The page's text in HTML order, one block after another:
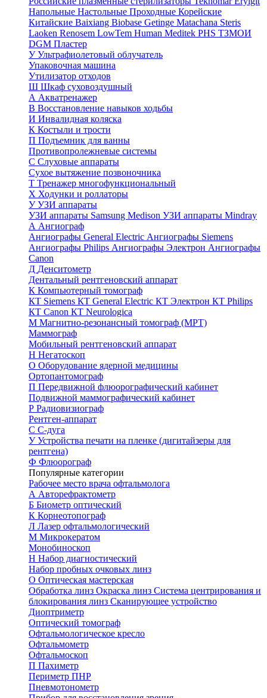
Напольные Настольные Проходные Корейские
Китайские Baixiang Biobase Getinge Matachana Steris
Laoken Renosem LowTem Human Meditek PHS ТЗМОИ
DGM Пластер
УУльтрафиолетовый облучатель
Упаковочная машина
Утилизатор отходов
Ш Шкаф суховоздушный
А Акватренажер
В Восстановление навыков ходьбы
И Инвалидная коляска
К Костыли и трости
П Подъемник для ванны
Противопролежневые системы
С Слуховые аппараты
Сухое вытяжение позвоночника
Т Тренажер многофункциональный
Х Ходунки и роллаторы
УУЗИ аппараты
УЗИ аппараты Samsung Medison УЗИ аппараты Mindray
А Ангиограф
Ангиографы General Electric Ангиографы Siemens
Ангиографы Philips Ангиографы Электрон Ангиографы
Canon
Д Денситометр
Дентальный рентгеновский аппарат
К Компьютерный томограф
КТ Siemens КТ General Electric КТ Электрон КТ Philips
КТ Canon КТ Neurologica
М Магнитно-резонансный томограф (МРТ)
Маммограф
Мобильный рентгеновский аппарат
Н Негатоскоп
О Оборудование ядерной медицины
Ортопантомограф
П Передвижной флюорографический кабинет
Подвижной маммографический кабинет
Р Радиовизиограф
Рентген-аппарат
С С-дуга
УУстройства печати на пленке (дигитайзеры для
рентгена)
Ф Флюорограф
Популярные категории
Рабочее место врача офтальмолога
А Авторефрактометр
Б Биометр оптический
К Корнеотопограф
Л Лазер офтальмологический
М Микрокератом
Монобиноскоп
Н Набор диагностический
Набор пробных очковых линз
О Оптическая мастерская
Обработка линз Окраска линз Система центрирования и
блокирования линз Сканирующее устройство
Диоптриметр
Оптический томограф
Офтальмологическое кресло
Офтальмометр
Офтальмоскоп
П Пахиметр
Периметр ПНР
Пневмотонометр